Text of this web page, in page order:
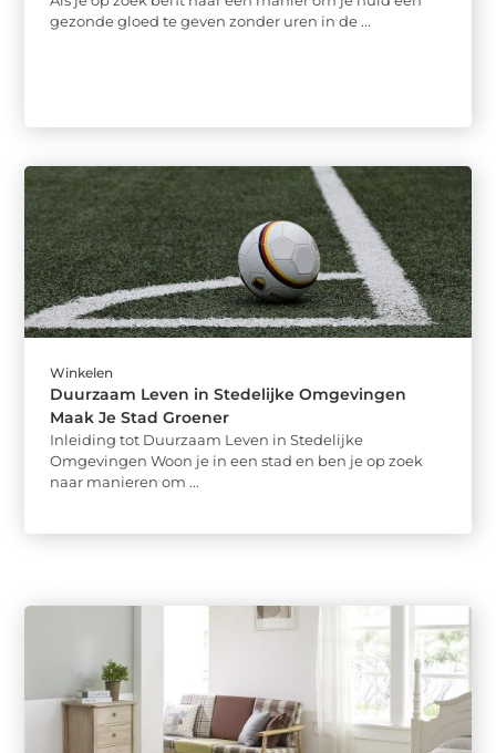
gezonde gloed te geven zonder uren in de ...
Winkelen
Duurzaam Leven in Stedelijke Omgevingen
Maak Je Stad Groener
Inleiding tot Duurzaam Leven in Stedelijke
Omgevingen Woon je in een stad en ben je op zoek
naar manieren om ...